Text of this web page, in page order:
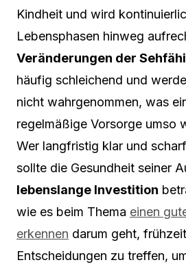
Kindheit und wird
Lebensphasen hinweg
Veränderungen der
häufig schleichend und
nicht wahrgenommen, was
regelmäßige Vorsorge umso
Wer langfristig klar und
sollte die Gesundheit seiner
lebenslange Investition
wie es beim Thema einen
erkennen darum geht,
Entscheidungen zu treffen,